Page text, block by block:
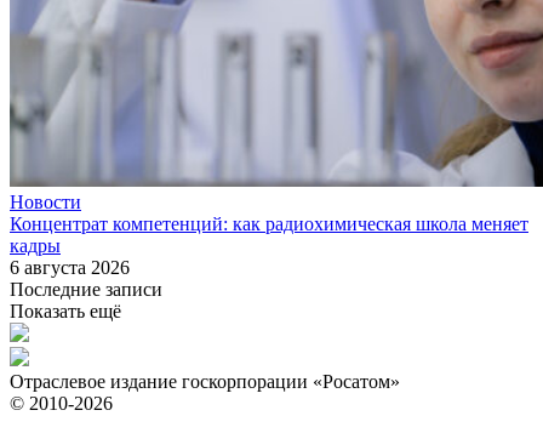
Новости
Концентрат компетенций: как радиохимическая школа меняет
кадры
6 августа 2026
Последние записи
Показать ещё
Отраслевое издание госкорпорации «Росатом»
© 2010-2026